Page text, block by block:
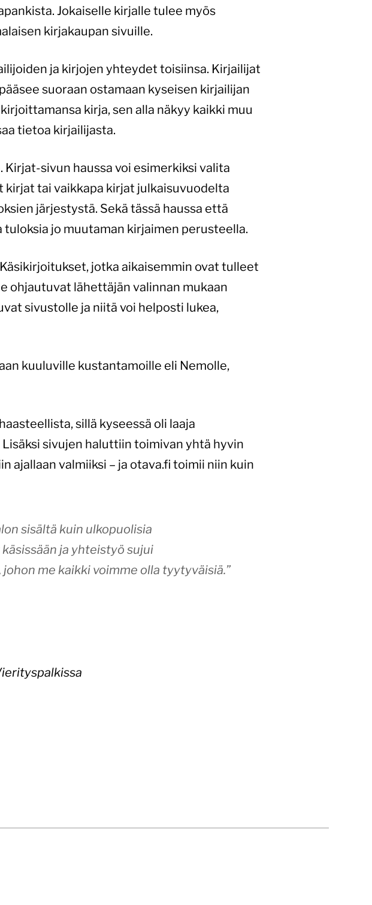
Jokaiselle kirjalle tulee myös
kirjakaupan sivuille.
ja kirjojen yhteydet toisiinsa. Kirjailijat
suoraan ostamaan kyseisen kirjailijan
kirja, sen alla näkyy kaikki muu
tietoa kirjailijasta.
sivun haussa voi esimerkiksi valita
tai vaikkapa kirjat julkaisuvuodelta
järjestystä. Sekä tässä haussa että
jo muutaman kirjaimen perusteella.
jotka aikaisemmin ovat tulleet
ohjautuvat lähettäjän valinnan mukaan
sivustolle ja niitä voi helposti lukea,
kuuluville kustantamoille eli Nemolle,
sillä kyseessä oli laaja
sivujen haluttiin toimivan yhtä hyvin
ajallaan valmiiksi – ja otava.fi toimii niin kuin
sisältä kuin ulkopuolisia
ja yhteistyö sujui
me kaikki voimme olla tyytyväisiä.”